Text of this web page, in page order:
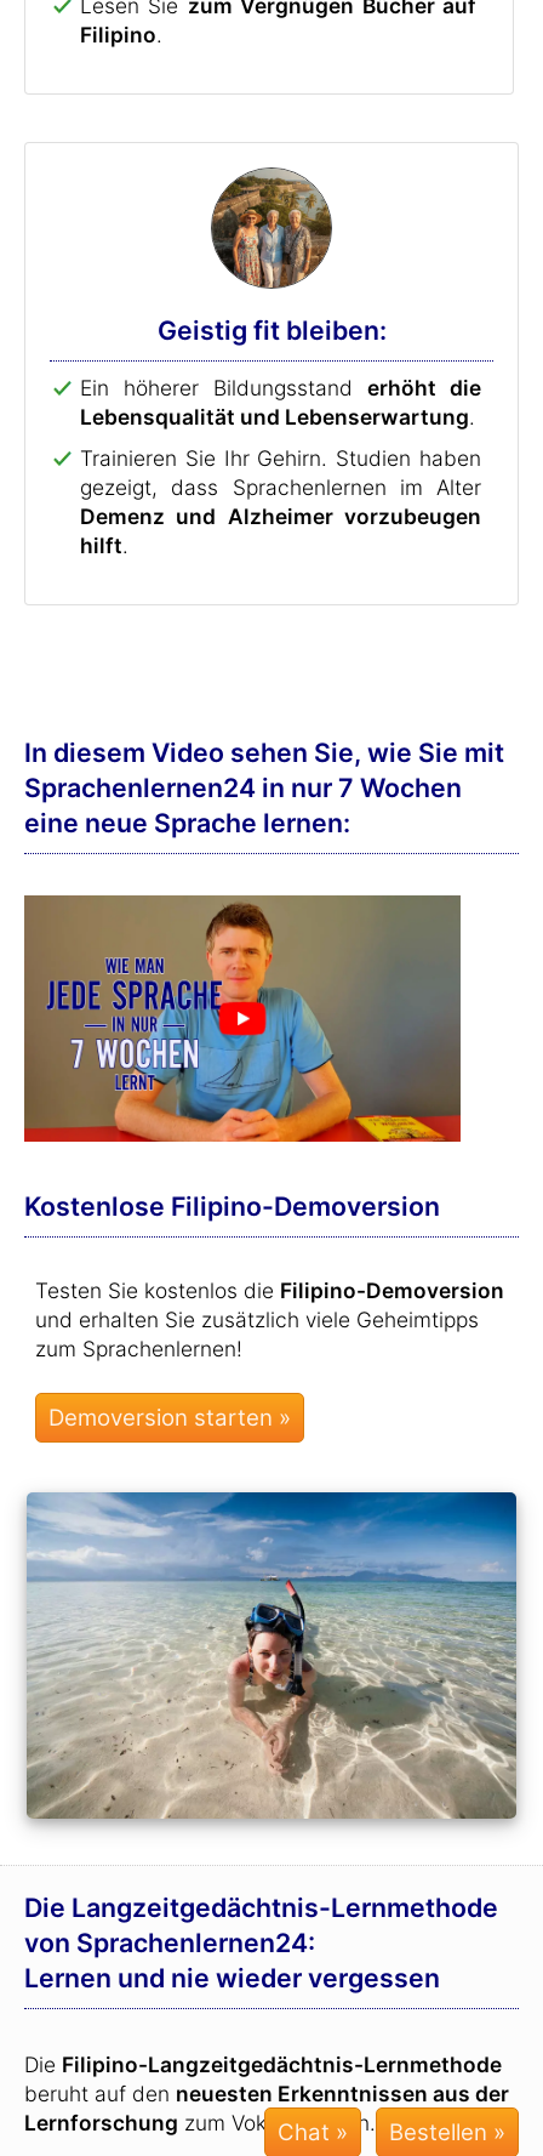
Lesen Sie zum Vergnügen Bücher auf
Filipino.
Geistig fit bleiben:
Ein höherer Bildungsstand erhöht die
Lebensqualität und Lebenserwartung.
Trainieren Sie Ihr Gehirn. Studien haben
gezeigt, dass Sprachenlernen im Alter
Demenz und Alzheimer vorzubeugen
hilft.
In diesem Video sehen Sie, wie Sie mit
Sprachenlernen24 in nur 7 Wochen
eine neue Sprache lernen:
Kostenlose Filipino-Demoversion
Testen Sie kostenlos die Filipino-Demoversion
und erhalten Sie zusätzlich viele Geheimtipps
zum Sprachenlernen!
Die Langzeit­gedächtnis-Lernmethode
von Sprachenlernen24:
Lernen und nie wieder vergessen
Die Filipino-Langzeit­gedächtnis-Lernmethode
beruht auf den neuesten Erkenntnissen aus der
Lernforschung zum Vokabellernen.
Chat »